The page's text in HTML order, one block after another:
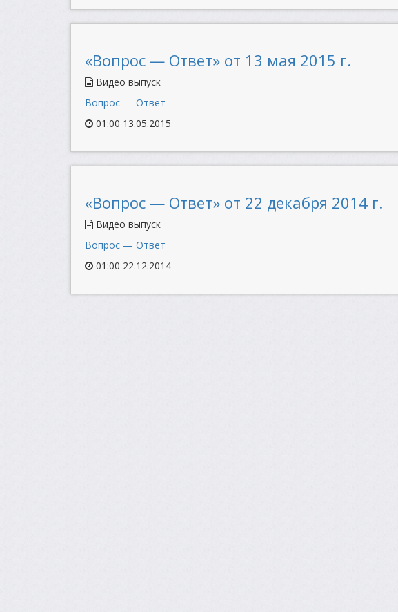
«Вопрос — Ответ» от 13 мая 2015 г.
Видео выпуск
Вопрос — Ответ
01:00 13.05.2015
«Вопрос — Ответ» от 22 декабря 2014 г.
Видео выпуск
Вопрос — Ответ
01:00 22.12.2014